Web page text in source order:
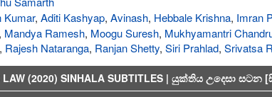
Kumar, Aditi Kashyap, Avinash, Hebbale Krishna, Imran
, Mandya Ramesh, Moogu Suresh, Mukhyamantri
, Rajesh Nataranga, Ranjan Shetty, Siri Prahlad, Srivatsa
LAW (2020) SINHALA SUBTITLES | යුක්තිය උදෙසා සටන